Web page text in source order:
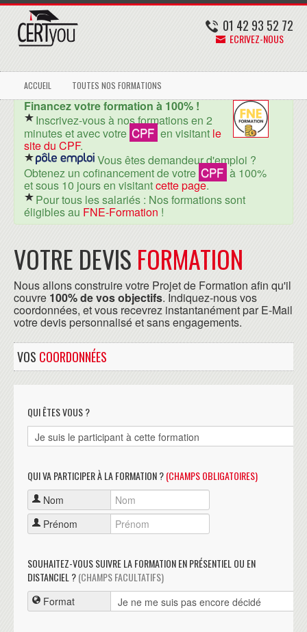
01 42 93 52 72
ECRIVEZ-NOUS
ACCUEIL TOUTES NOS FORMATIONS
Financez votre formation à 100% !
Inscrivez-vous à nos formations en 2
minutes et avec votre CPF en visitant le
site du CPF.
Vous êtes demandeur d'emploi ?
Obtenez un cofinancement de votre CPF à 100%
et sous 10 jours en visitantcette page.
Pour tous les salariés : Nos formations sont
éligibles au FNE-Formation !
VOTRE DEVIS FORMATION
Nous allons construire votre Projet de Formation afin qu'il
couvre 100% de vos objectifs. Indiquez-nous vos
coordonnées, et vous recevrez instantanément par E-Mail
votre devis personnalisé et sans engagements.
VOS COORDONNÉES
QUI ÊTES VOUS ?
QUI VA PARTICIPER À LA FORMATION ?(CHAMPS OBLIGATOIRES)
Nom
Prénom
SOUHAITEZ-VOUS SUIVRE LA FORMATION EN PRÉSENTIEL OU EN
DISTANCIEL ?(CHAMPS FACULTATIFS)
Format